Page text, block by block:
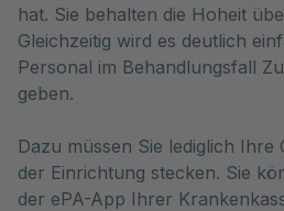
hat. Sie behalten die Hoheit
Gleichzeitig wird es deutlich
Personal im Behandlungsfall
geben.
Dazu müssen Sie lediglich Ihre
der Einrichtung stecken. Sie
der ePA-App Ihrer